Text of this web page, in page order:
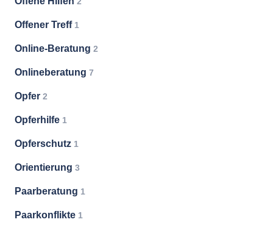
Offener Treff 1
Online-Beratung 2
Onlineberatung 7
Opfer 2
Opferhilfe 1
Opferschutz 1
Orientierung 3
Paarberatung 1
Paarkonflikte 1